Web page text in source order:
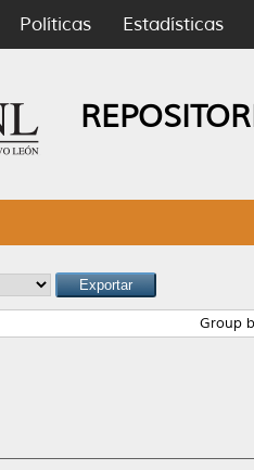
Políticas Estadísticas
Group